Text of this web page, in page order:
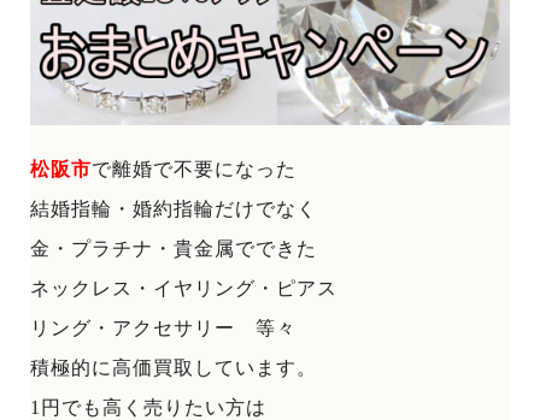
松阪市で離婚で不要になった
結婚指輪・婚約指輪だけでなく
金・プラチナ・貴金属でできた
ネックレス・イヤリング・ピアス
リング・アクセサリー 等々
積極的に高価買取しています。
1円でも高く売りたい方は